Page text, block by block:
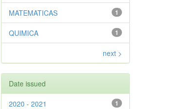
1
MATEMATICAS
1
QUIMICA
next >
Date issued
1
2020 - 2021